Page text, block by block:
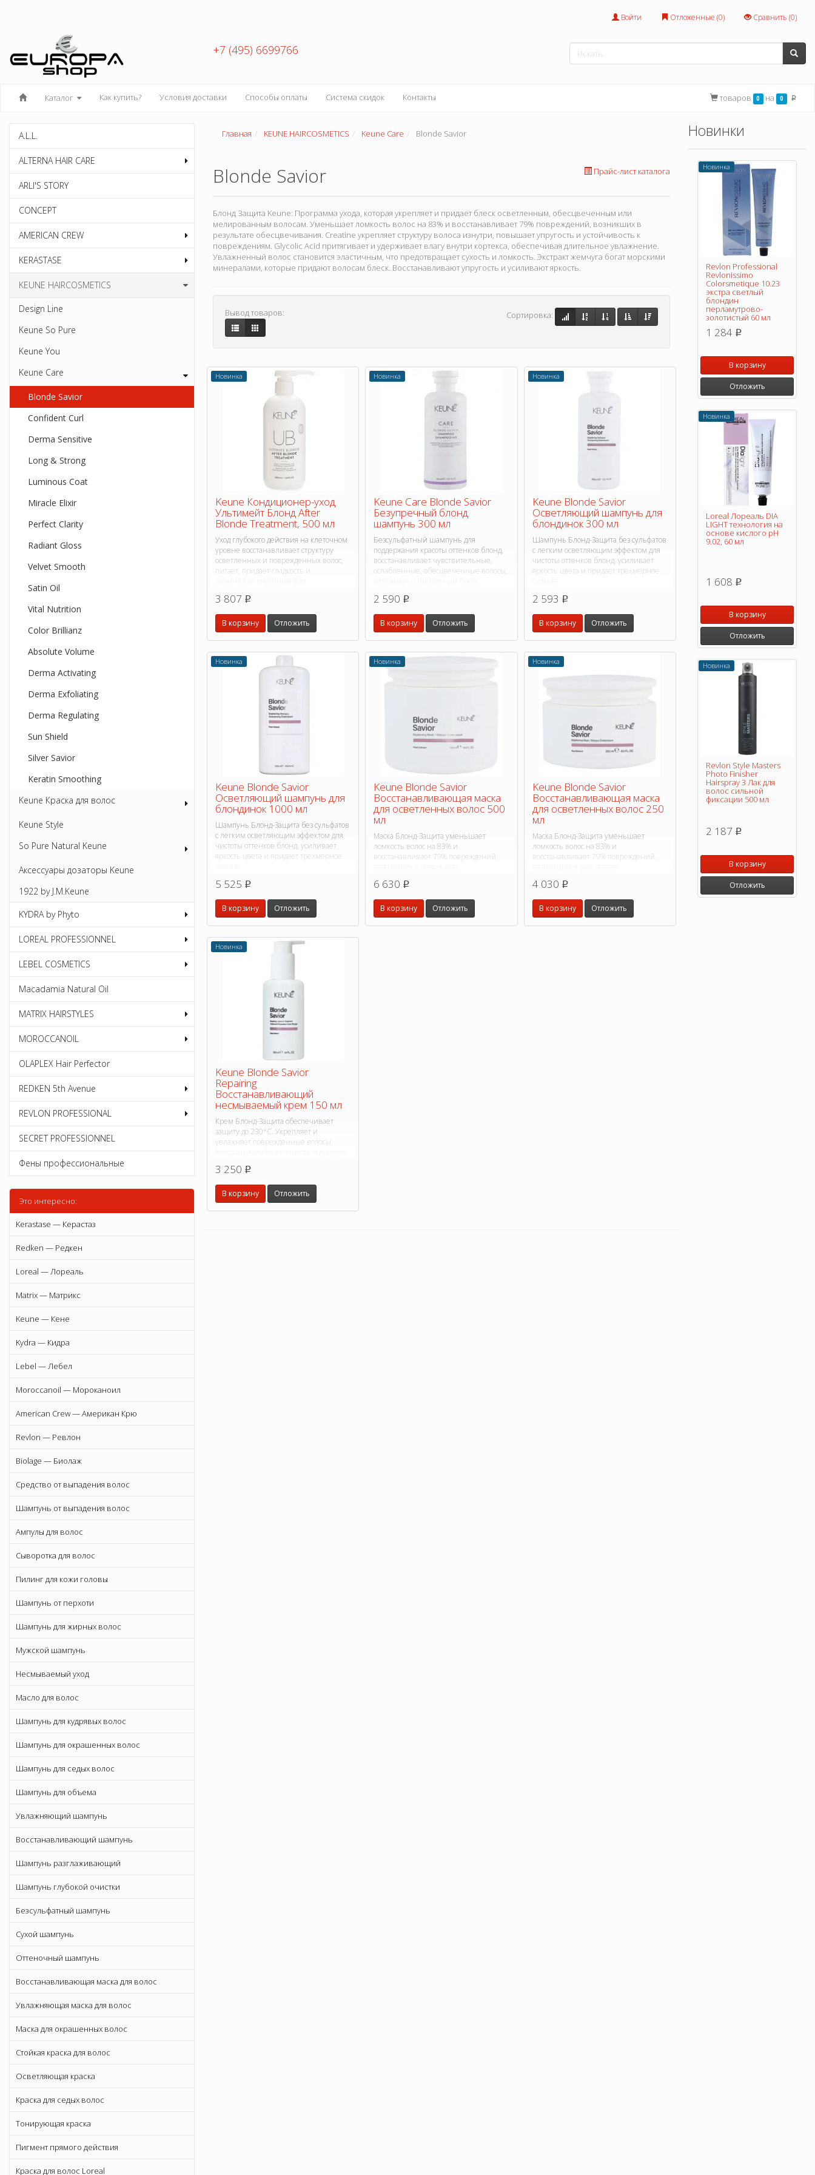
Войти Отложенные (0) Сравнить (0)
+7 (495) 6699766
Каталог Как купить? Условия доставки Способы оплаты Система скидок Контакты товаров 0 на 0 p
A.L.L.
ALTERNA HAIR CARE
ARLI'S STORY
CONCEPT
AMERICAN CREW
KERASTASE
KEUNE HAIRCOSMETICS
Design Line
Keune So Pure
Keune You
Keune Care
Blonde Savior
Confident Curl
Derma Sensitive
Long & Strong
Luminous Coat
Miracle Elixir
Perfect Clarity
Radiant Gloss
Velvet Smooth
Satin Oil
Vital Nutrition
Color Brillianz
Absolute Volume
Derma Activating
Derma Exfoliating
Derma Regulating
Sun Shield
Silver Savior
Keratin Smoothing
Keune Краска для волос
Keune Style
So Pure Natural Keune
Аксессуары дозаторы Keune
1922 by J.M.Keune
KYDRA by Phyto
LOREAL PROFESSIONNEL
LEBEL COSMETICS
Macadamia Natural Oil
MATRIX HAIRSTYLES
MOROCCANOIL
OLAPLEX Hair Perfector
REDKEN 5th Avenue
REVLON PROFESSIONAL
SECRET PROFESSIONNEL
Фены профессиональные
Это интересно:
Kerastase — Керастаз
Redken — Редкен
Loreal — Лореаль
Matrix — Матрикс
Keune — Кене
Kydra — Кидра
Lebel — Лебел
Moroccanoil — Мороканоил
American Crew — Американ Крю
Revlon — Ревлон
Biolage — Биолаж
Средство от выпадения волос
Шампунь от выпадения волос
Ампулы для волос
Сыворотка для волос
Пилинг для кожи головы
Шампунь от перхоти
Шампунь для жирных волос
Мужской шампунь
Несмываемый уход
Масло для волос
Шампунь для кудрявых волос
Шампунь для окрашенных волос
Шампунь для седых волос
Шампунь для объема
Увлажняющий шампунь
Восстанавливающий шампунь
Шампунь разглаживающий
Шампунь глубокой очистки
Безсульфатный шампунь
Сухой шампунь
Оттеночный шампунь
Восстанавливающая маска для волос
Увлажняющая маска для волос
Маска для окрашенных волос
Стойкая краска для волос
Осветляющая краска
Краска для седых волос
Тонирующая краска
Пигмент прямого действия
Краска для волос Loreal
Главная KEUNE HAIRCOSMETICS Keune Care Blonde Savior
Прайс-лист каталога
Blonde Savior
Блонд Защита Keune: Программа ухода, которая укрепляет и придает блеск осветленным, обесцвеченным или
мелированным волосам. Уменьшает ломкость волос на 83% и восстанавливает 79% повреждений, возникших в
результате обесцвечивания. Creatine укрепляет структуру волоса изнутри, повышает упругость и устойчивость к
повреждениям. Glycolic Acid притягивает и удерживает влагу внутри кортекса, обеспечивая длительное увлажнение.
Увлажненный волос становится эластичным, что предотвращает сухость и ломкость. Экстракт жемчуга богат морскими
минералами, которые придают волосам блеск. Восстанавливают упругость и усиливают яркость.
Вывод товаров: Сортировка:
Новинка
Keune Кондиционер-уход
Ультимейт Блонд After
Blonde Treatment, 500 мл
Уход глубокого действия на клеточном
уровне восстанавливает структуру
осветленных и поврежденных волос,
питает, придает гладкость и
3 807 p
В корзину Отложить
Новинка
Keune Care Blonde Savior
Безупречный блонд
шампунь 300 мл
Безсульфатный шампунь для
поддержания красоты оттенков блонд,
восстанавливает чувствительные,
ослабленные, обесцвеченные волосы,
2 590 p
В корзину Отложить
Новинка
Keune Blonde Savior
Осветляющий шампунь для
блондинок 300 мл
Шампунь Блонд-Защита без сульфатов
с легким осветляющим эффектом для
чистоты оттенков блонд, усиливает
яркость цвета и придает трехмерное
2 593 p
В корзину Отложить
Новинка
Keune Blonde Savior
Осветляющий шампунь для
блондинок 1000 мл
Шампунь Блонд-Защита без сульфатов
с легким осветляющим эффектом для
чистоты оттенков блонд, усиливает
яркость цвета и придает трехмерное
5 525 p
В корзину Отложить
Новинка
Keune Blonde Savior
Восстанавливающая маска
для осветленных волос 500
мл
Маска Блонд-Защита уменьшает
ломкость волос на 83% и
восстанавливает 79% повреждений,
6 630 p
В корзину Отложить
Новинка
Keune Blonde Savior
Восстанавливающая маска
для осветленных волос 250
мл
Маска Блонд-Защита уменьшает
ломкость волос на 83% и
восстанавливает 79% повреждений,
4 030 p
В корзину Отложить
Новинка
Keune Blonde Savior
Repairing
Восстанавливающий
несмываемый крем 150 мл
Крем Блонд-Защита обеспечивает
защиту до 230°C. Укрепляет и
увлажняет поврежденные волосы,
3 250 p
В корзину Отложить
Новинки
Новинка
Revlon Professional
Revlonissimo
Colorsmetique 10.23
экстра светлый
блондин
перламутрово-
золотистый 60 мл
1 284 p
В корзину
Отложить
Новинка
Loreal Лореаль DIA
LIGHT технология на
основе кислого pH
9.02, 60 мл
1 608 p
В корзину
Отложить
Новинка
Revlon Style Masters
Photo Finisher
Hairspray 3 Лак для
волос сильной
фиксации 500 мл
2 187 p
В корзину
Отложить